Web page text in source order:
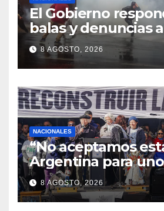
El Gobierno
balas y denuncias
protesta
8 AGOSTO, 2026
NACIONALES
“No aceptamos
Argentina para
8 AGOSTO, 2026